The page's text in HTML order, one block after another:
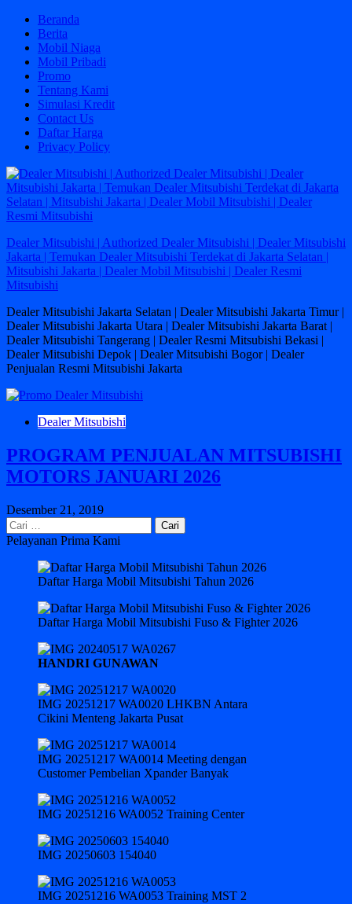
Skip
content
Beranda
Berita
Mobil Niaga
Mobil Pribadi
Promo
Tentang Kami
Simulasi Kredit
Contact Us
Daftar Harga
Privacy Policy
Dealer Mitsubishi | Authorized Dealer Mitsubishi | Dealer Mitsubishi
Jakarta | Temukan Dealer Mitsubishi Terdekat di Jakarta Selatan |
Mitsubishi Jakarta | Dealer Mobil Mitsubishi | Dealer Resmi
Mitsubishi
Dealer Mitsubishi Jakarta Selatan | Dealer Mitsubishi Jakarta Timur |
Dealer Mitsubishi Jakarta Utara | Dealer Mitsubishi Jakarta Barat |
Dealer Mitsubishi Tangerang | Dealer Resmi Mitsubishi Bekasi |
Dealer Mitsubishi Depok | Dealer Mitsubishi Bogor | Dealer
Penjualan Resmi Mitsubishi Jakarta
Dealer Mitsubishi
PROGRAM PENJUALAN MITSUBISHI
MOTORS JANUARI 2026
Desember 21, 2019
Cari
untuk:
Pelayanan Prima Kami
Daftar Harga Mobil Mitsubishi Tahun 2026
Daftar Harga Mobil Mitsubishi Fuso & Fighter 2026
HANDRI GUNAWAN
IMG 20251217 WA0020 LHKBN Antara
Cikini Menteng Jakarta Pusat
IMG 20251217 WA0014 Meeting dengan
Customer Pembelian Xpander Banyak
IMG 20251216 WA0052 Training Center
IMG 20250603 154040
IMG 20251216 WA0053 Training MST 2